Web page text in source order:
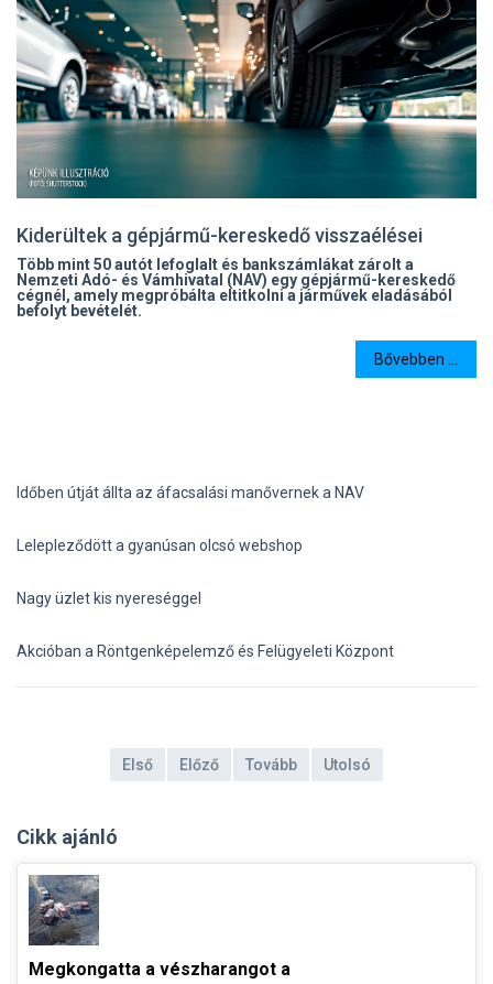
Kiderültek a gépjármű-kereskedő visszaélései
Több mint 50 autót lefoglalt és bankszámlákat zárolt a
Nemzeti Adó- és Vámhivatal (NAV) egy gépjármű-kereskedő
cégnél, amely megpróbálta eltitkolni a járművek eladásából
befolyt bevételét.
Bővebben ...
Időben útját állta az áfacsalási manővernek a NAV
Lelepleződött a gyanúsan olcsó webshop
Nagy üzlet kis nyereséggel
Akcióban a Röntgenképelemző és Felügyeleti Központ
Első Előző Tovább Utolsó
Cikk ajánló
Megkongatta a vészharangot a